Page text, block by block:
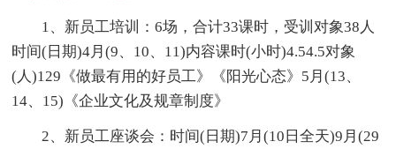
1、新员工培训：6场，合计33课时，受训对象38人
时间(日期)4月(9、10、11)内容课时(小时)4.54.5对象
(人)129《做最有用的好员工》《阳光心态》5月(13、
14、15)《企业文化及规章制度》
2、新员工座谈会：时间(日期)7月(10日全天)9月(29